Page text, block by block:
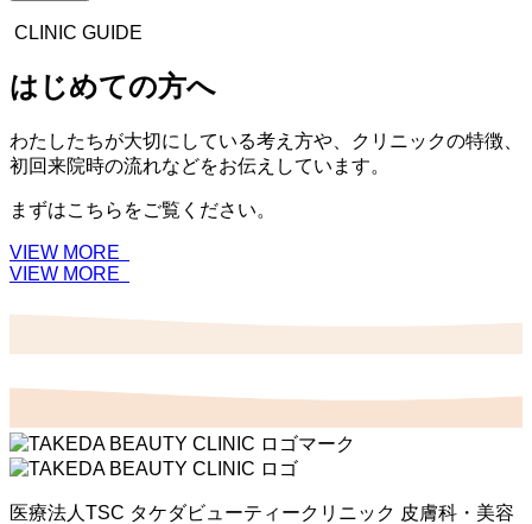
CLINIC GUIDE
はじめての方へ
わたしたちが大切にしている考え方や、クリニックの特徴、
初回来院時の流れなどをお伝えしています。
まずはこちらをご覧ください。
VIEW MORE
VIEW MORE
医療法人TSC タケダビューティークリニック 皮膚科・美容